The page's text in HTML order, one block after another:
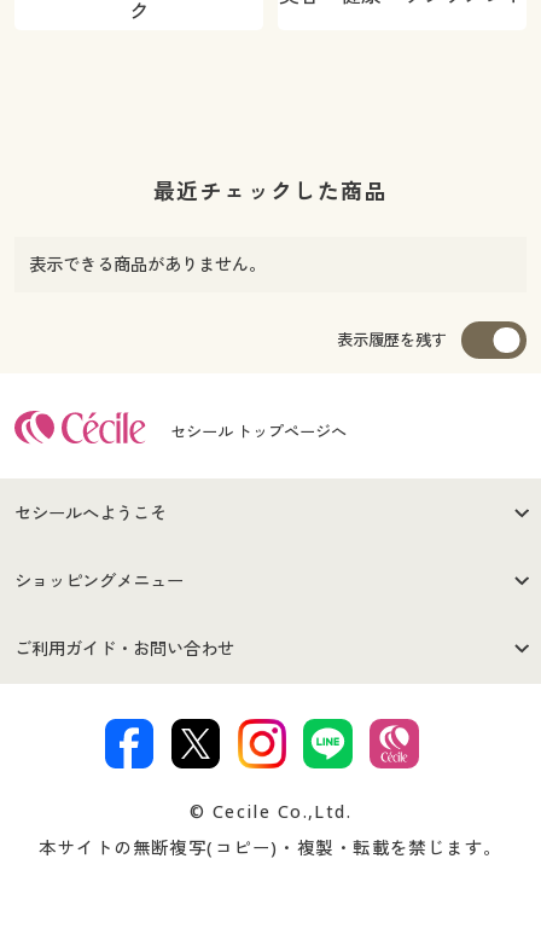
ク
最近チェックした商品
表示できる商品がありません。
表示履歴を残す
セシール トップページへ
セシールへようこそ
はじめての方へ
セシールご利用規約
著作権・商標について 会社案内
ショッピングメニュー
商品カテゴリ
プレゼント＆キャンペーン サイトマップ
ご利用ガイド・お問い合わせ
交換・返品は お支払は
ついて
忘れの場合
© Cecile Co.,Ltd.
本サイトの無断複写(コピー)・複製・転載を禁じます。